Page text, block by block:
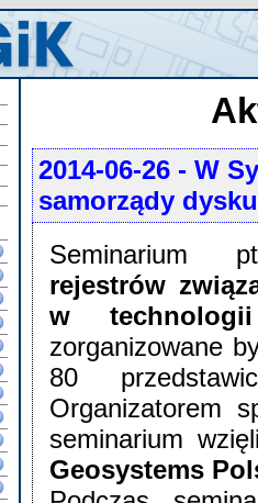
2014-06-26 - W
samorządy
rejestrów
w
zorganizowane
80
Organizatorem
seminarium
Geosystems